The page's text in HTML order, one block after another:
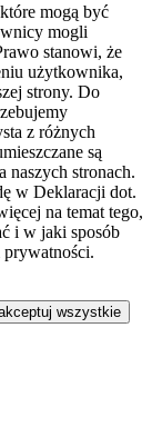
mogą być
mogli
stanowi, że
użytkownika,
strony. Do
z różnych
są
naszych stronach.
w Deklaracji dot.
na temat tego,
i w jaki sposób
wszystkie